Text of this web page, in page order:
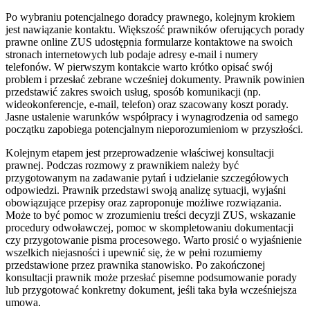
Po wybraniu potencjalnego doradcy prawnego, kolejnym krokiem
jest nawiązanie kontaktu. Większość prawników oferujących porady
prawne online ZUS udostępnia formularze kontaktowe na swoich
stronach internetowych lub podaje adresy e-mail i numery
telefonów. W pierwszym kontakcie warto krótko opisać swój
problem i przesłać zebrane wcześniej dokumenty. Prawnik powinien
przedstawić zakres swoich usług, sposób komunikacji (np.
wideokonferencje, e-mail, telefon) oraz szacowany koszt porady.
Jasne ustalenie warunków współpracy i wynagrodzenia od samego
początku zapobiega potencjalnym nieporozumieniom w przyszłości.
Kolejnym etapem jest przeprowadzenie właściwej konsultacji
prawnej. Podczas rozmowy z prawnikiem należy być
przygotowanym na zadawanie pytań i udzielanie szczegółowych
odpowiedzi. Prawnik przedstawi swoją analizę sytuacji, wyjaśni
obowiązujące przepisy oraz zaproponuje możliwe rozwiązania.
Może to być pomoc w zrozumieniu treści decyzji ZUS, wskazanie
procedury odwoławczej, pomoc w skompletowaniu dokumentacji
czy przygotowanie pisma procesowego. Warto prosić o wyjaśnienie
wszelkich niejasności i upewnić się, że w pełni rozumiemy
przedstawione przez prawnika stanowisko. Po zakończonej
konsultacji prawnik może przesłać pisemne podsumowanie porady
lub przygotować konkretny dokument, jeśli taka była wcześniejsza
umowa.